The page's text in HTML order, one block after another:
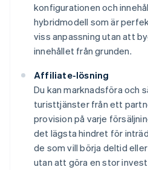
konfigurationen och
hybridmodell som är
viss anpassning utan att
innehållet från grunden.
Affiliate-lösning
Du kan marknadsföra och
turisttjänster från ett
provision på varje
det lägsta hindret för
de som vill börja deltid
utan att göra en stor